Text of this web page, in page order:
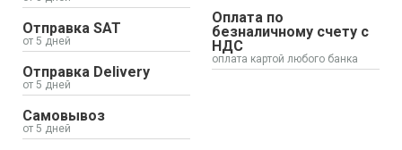
Отправка SAT
от 5 дней
Отправка Delivery
от 5 дней
Самовывоз
от 5 дней
Оплата по
безналичному счету с
НДС
оплата картой любого банка